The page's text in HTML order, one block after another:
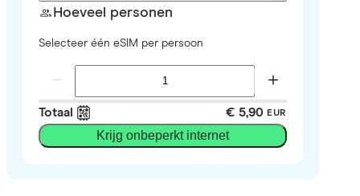
Hoeveel personen
Selecteer één eSIM per persoon
Totaal € 5,90 EUR
Krijg onbeperkt internet